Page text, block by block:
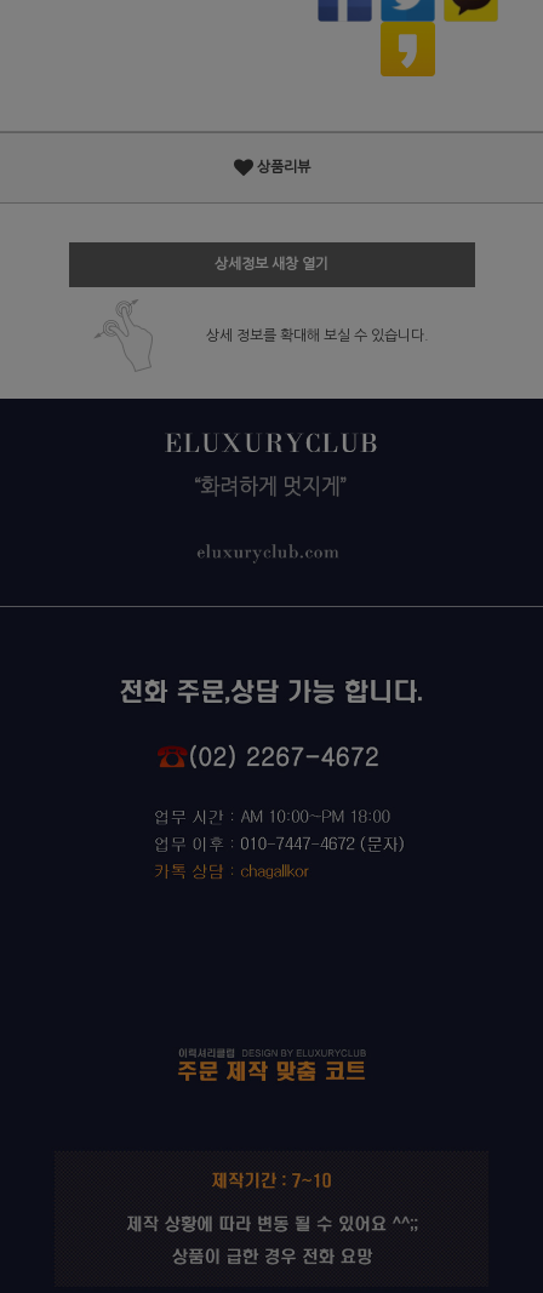
상품리뷰
상세정보 새창 열기
상세 정보를 확대해 보실 수 있습니다.